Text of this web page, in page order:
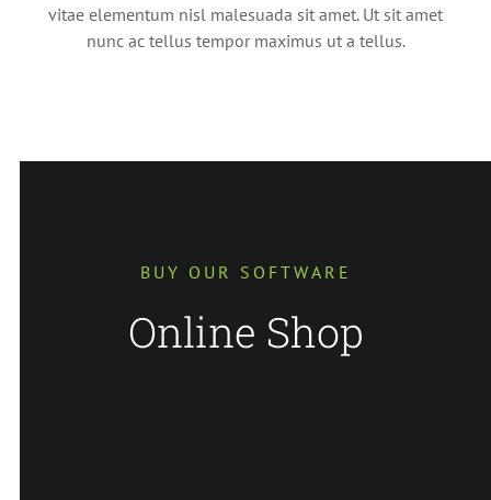
vitae elementum nisl malesuada sit amet. Ut sit amet
nunc ac tellus tempor maximus ut a tellus.
BUY OUR SOFTWARE
Online Shop